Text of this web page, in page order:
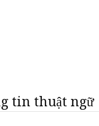
tin thuật ngữ